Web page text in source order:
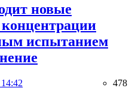
новые
испытанием
478